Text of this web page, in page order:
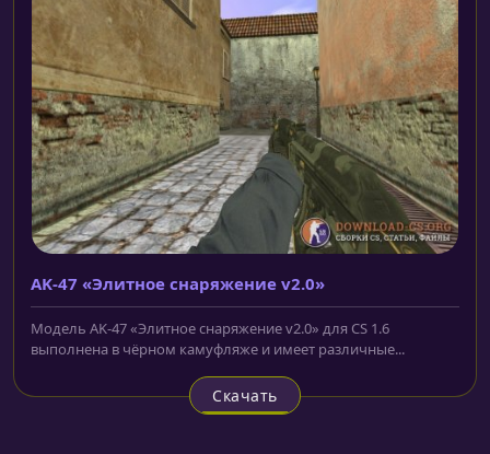
AK-47 «Элитное снаряжение v2.0»
Модель AK-47 «Элитное снаряжение v2.0» для CS 1.6
выполнена в чёрном камуфляже и имеет различные...
Скачать